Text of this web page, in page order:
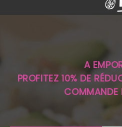
LA CARTE
VOTRE COMPTE
NOTRE RESTAURANT
A
PROFITEZ 10% DE
COMMANDE